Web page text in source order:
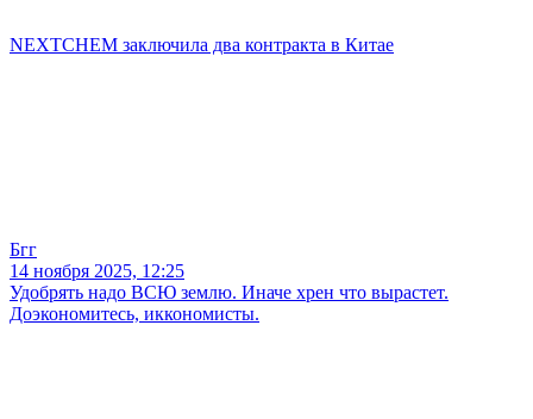
NEXTCHEM заключила два контракта в Китае
Бгг
14 ноября 2025, 12:25
Удобрять надо ВСЮ землю. Иначе хрен что вырастет.
Доэкономитесь, иккономисты.